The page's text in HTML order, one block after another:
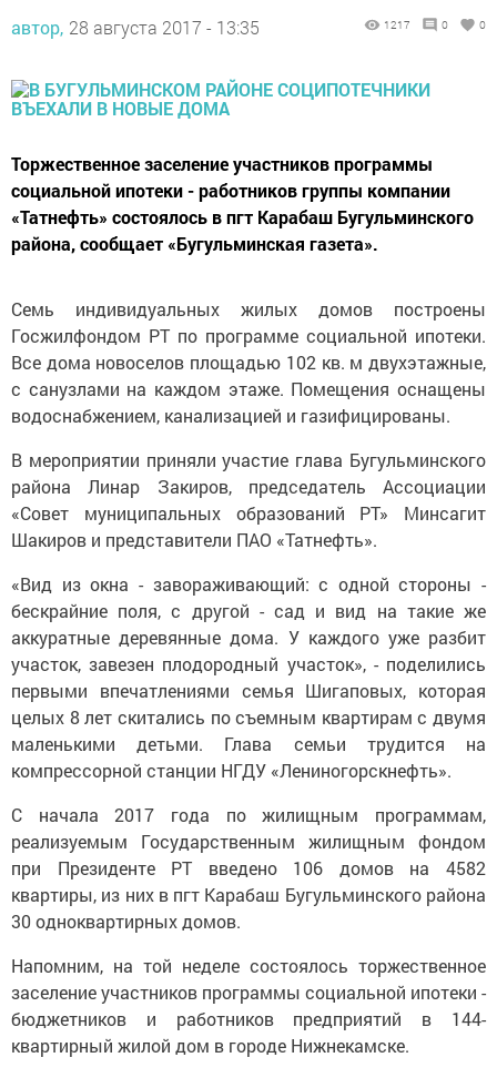
автор, 28 августа 2017 - 13:35 1217 0 0
Торжественное заселение участников программы
социальной ипотеки - работников группы компании
«Татнефть» состоялось в пгт Карабаш Бугульминского
района, сообщает «Бугульминская газета».
Семь индивидуальных жилых домов построены
Госжилфондом РТ по программе социальной ипотеки.
Все дома новоселов площадью 102 кв. м двухэтажные,
с санузлами на каждом этаже. Помещения оснащены
водоснабжением, канализацией и газифицированы.
В мероприятии приняли участие глава Бугульминского
района Линар Закиров, председатель Ассоциации
«Совет муниципальных образований РТ» Минсагит
Шакиров и представители ПАО «Татнефть».
«Вид из окна - завораживающий: с одной стороны -
бескрайние поля, с другой - сад и вид на такие же
аккуратные деревянные дома. У каждого уже разбит
участок, завезен плодородный участок», - поделились
первыми впечатлениями семья Шигаповых, которая
целых 8 лет скитались по съемным квартирам с двумя
маленькими детьми. Глава семьи трудится на
компрессорной станции НГДУ «Лениногорскнефть».
С начала 2017 года по жилищным программам,
реализуемым Государственным жилищным фондом
при Президенте РТ введено 106 домов на 4582
квартиры, из них в пгт Карабаш Бугульминского района
30 одноквартирных домов.
Напомним, на той неделе состоялось торжественное
заселение участников программы социальной ипотеки -
бюджетников и работников предприятий в 144-
квартирный жилой дом в городе Нижнекамске.